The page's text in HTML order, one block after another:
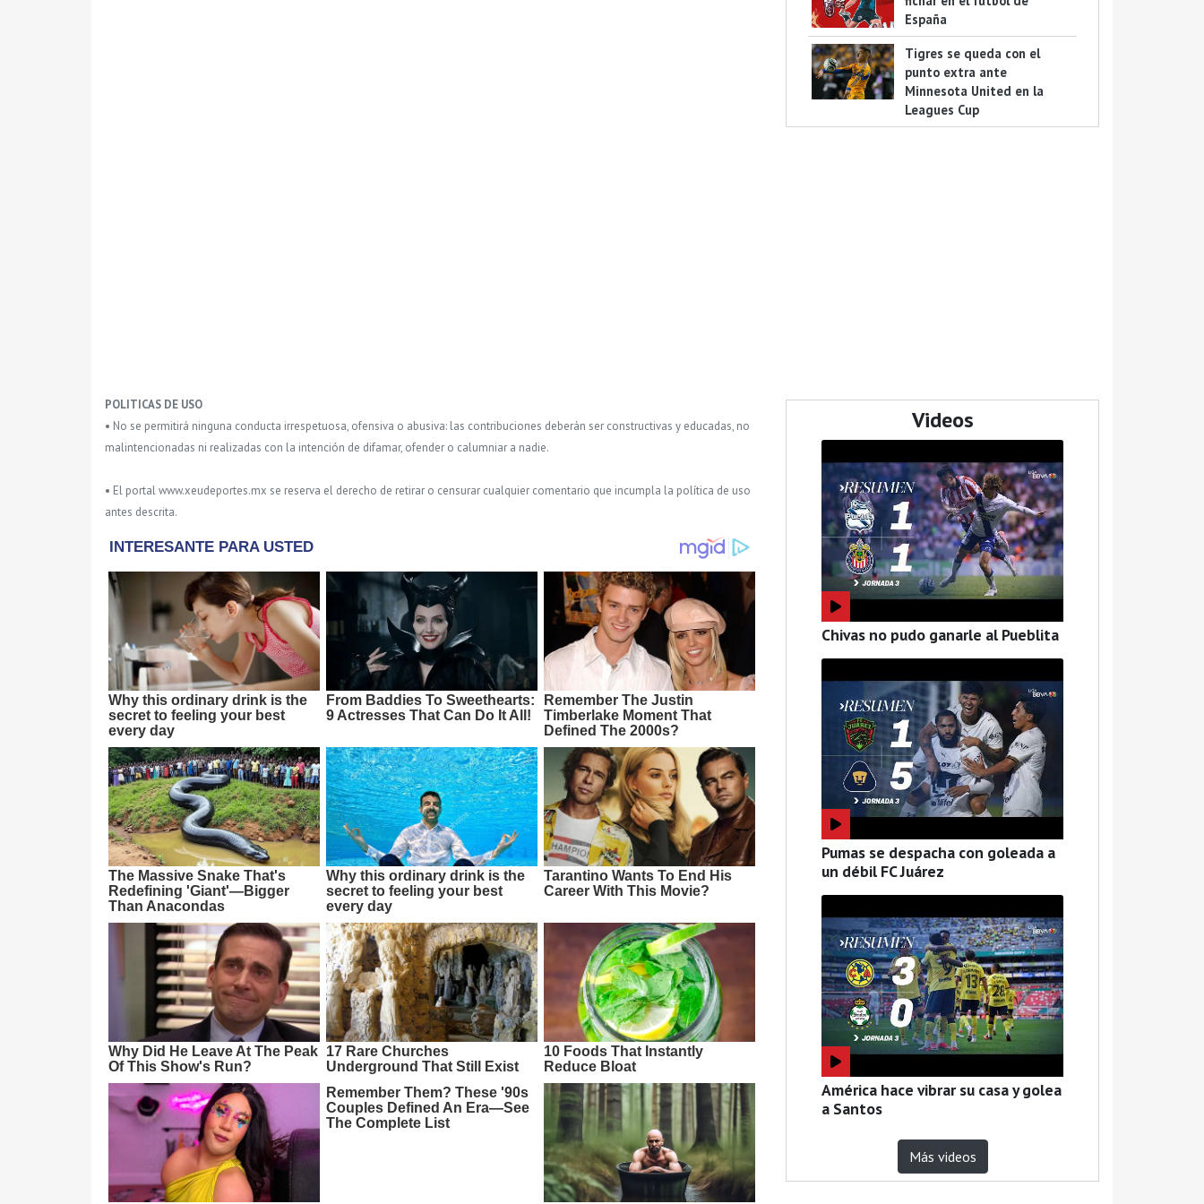
POLITICAS DE USO
• No se permitirá ninguna conducta irrespetuosa, ofensiva o abusiva: las contribuciones deberán ser constructivas y educadas, no
malintencionadas ni realizadas con la intención de difamar, ofender o calumniar a nadie.
• El portal www.xeudeportes.mx se reserva el derecho de retirar o censurar cualquier comentario que incumpla la política de uso
antes descrita.
España
Tigres se queda con el
punto extra ante
Minnesota United en la
Leagues Cup
Videos
Chivas no pudo ganarle al Pueblita
Pumas se despacha con goleada a
un débil FC Juárez
América hace vibrar su casa y golea
a Santos
Más videos